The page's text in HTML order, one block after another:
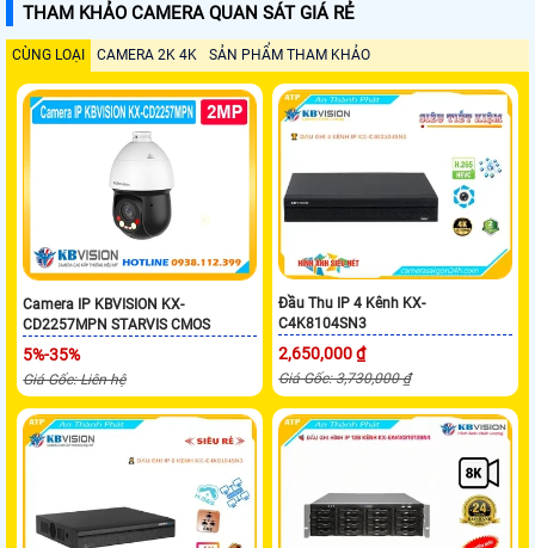
THAM KHẢO CAMERA QUAN SÁT GIÁ RẺ
CÙNG LOẠI CAMERA 2K 4K SẢN PHẨM THAM KHẢO
Camera IP KBVISION KX-
CD2257MPN STARVIS CMOS
5%-35%
Giá Gốc: Liên hệ
Đầu Thu IP 4 Kênh KX-
C4K8104SN3
2,650,000 ₫
Giá Gốc: 3,730,000 ₫